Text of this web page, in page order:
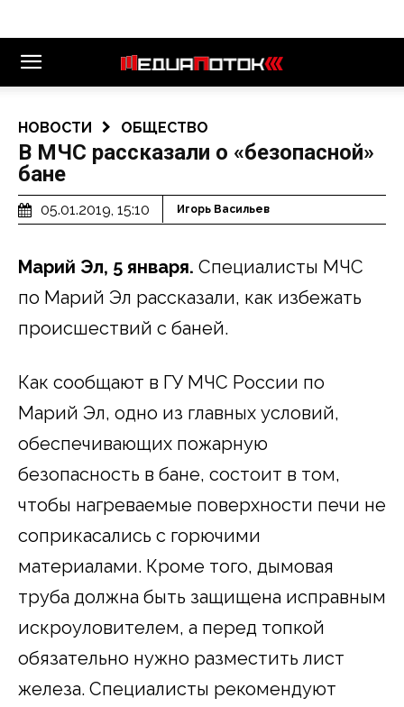
НОВОСТИ ОБЩЕСТВО
В МЧС рассказали о «безопасной»
бане
05.01.2019, 15:10 Игорь Васильев
Марий Эл, 5 января. Специалисты МЧС
по Марий Эл рассказали, как избежать
происшествий с баней.
Как сообщают в ГУ МЧС России по
Марий Эл, одно из главных условий,
обеспечивающих пожарную
безопасность в бане, состоит в том,
чтобы нагреваемые поверхности печи не
соприкасались с горючими
материалами. Кроме того, дымовая
труба должна быть защищена исправным
искроуловителем, а перед топкой
обязательно нужно разместить лист
железа. Специалисты рекомендуют